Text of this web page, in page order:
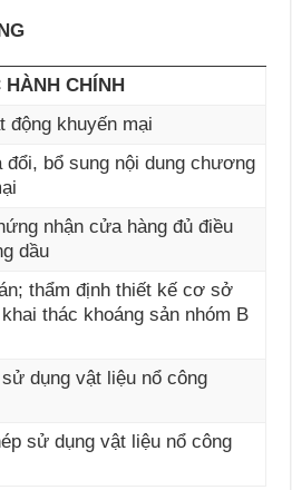
HÀNH CHÍNH
động khuyến mại
đổi, bổ sung nội dung chương
nhận cửa hàng đủ điều
dầu
thẩm định thiết kế cơ sở
thác khoáng sản nhóm B
dụng vật liệu nổ công
sử dụng vật liệu nổ công